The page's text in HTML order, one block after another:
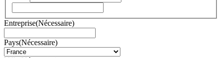
Entreprise(Nécessaire)
Pays(Nécessaire)